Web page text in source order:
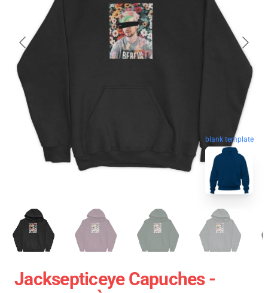
blank template
Jacksepticeye Capuches -